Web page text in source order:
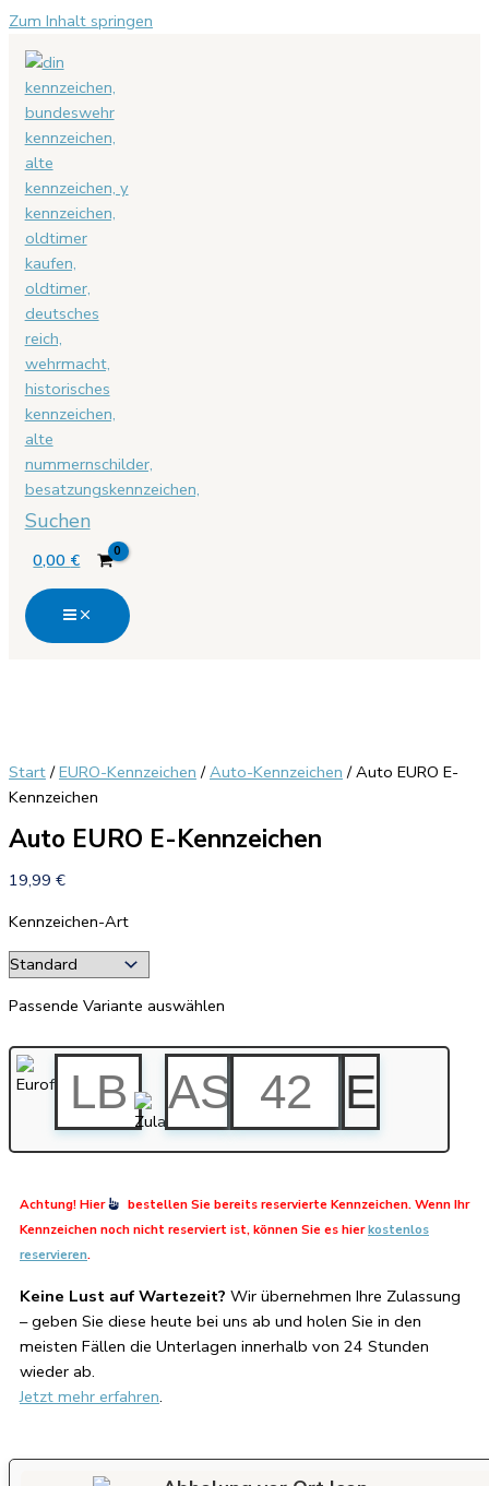
Zum Inhalt springen
Suchen
0,00 €
Start /EURO-Kennzeichen /Auto-Kennzeichen / Auto EURO E-
Kennzeichen
Auto EURO E-Kennzeichen
19,99 €
Kennzeichen-Art
Passende Variante auswählen
Achtung! Hier
bestellen Sie bereits reservierte Kennzeichen. Wenn Ihr
Kennzeichen noch nicht reserviert ist, können Sie es hierkostenlos
reservieren.
Keine Lust auf Wartezeit? Wir übernehmen Ihre Zulassung
– geben Sie diese heute bei uns ab und holen Sie in den
meisten Fällen die Unterlagen innerhalb von 24 Stunden
wieder ab.
Jetzt mehr erfahren.